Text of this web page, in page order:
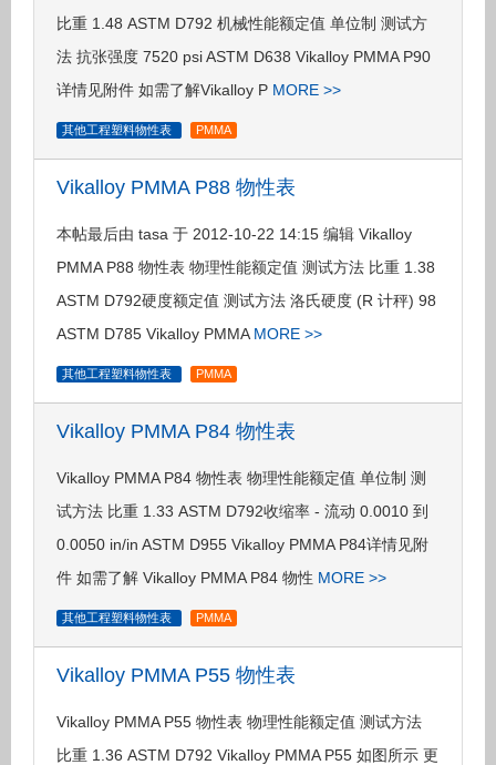
比重 1.48 ASTM D792 机械性能额定值 单位制 测试方
法 抗张强度 7520 psi ASTM D638 Vikalloy PMMA P90
详情见附件 如需了解Vikalloy P MORE >>
其他工程塑料物性表 PMMA
Vikalloy PMMA P88 物性表
本帖最后由 tasa 于 2012-10-22 14:15 编辑 Vikalloy
PMMA P88 物性表 物理性能额定值 测试方法 比重 1.38
ASTM D792硬度额定值 测试方法 洛氏硬度 (R 计秤) 98
ASTM D785 Vikalloy PMMA MORE >>
其他工程塑料物性表 PMMA
Vikalloy PMMA P84 物性表
Vikalloy PMMA P84 物性表 物理性能额定值 单位制 测
试方法 比重 1.33 ASTM D792收缩率 - 流动 0.0010 到
0.0050 in/in ASTM D955 Vikalloy PMMA P84详情见附
件 如需了解 Vikalloy PMMA P84 物性 MORE >>
其他工程塑料物性表 PMMA
Vikalloy PMMA P55 物性表
Vikalloy PMMA P55 物性表 物理性能额定值 测试方法
比重 1.36 ASTM D792 Vikalloy PMMA P55 如图所示 更